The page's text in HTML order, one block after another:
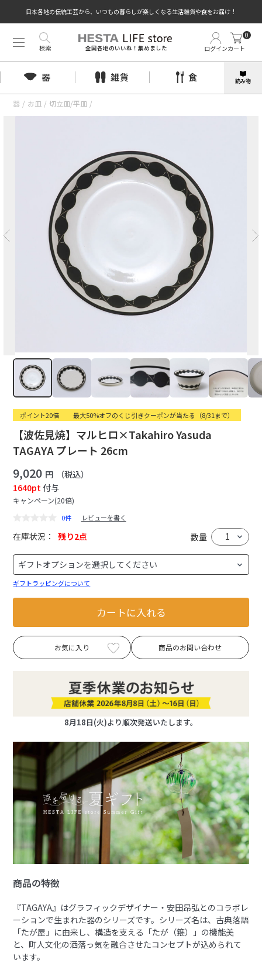
日本各地の伝統工芸から、いつもの暮らしが楽しくなる生活雑貨や食をお届け！
全国各地のいいね！集めました ログインカート
0
検索
器 雑貨 食 読み物
器 / お皿 / 切立皿/平皿 /
ポイント20倍 最大50%オフのくじ引きクーポンが当たる（8/31まで）
【波佐見焼】マルヒロ×Takahiro Yasuda
TAGAYA プレート 26cm
9,020 円
（税込）
1640pt 付与
キャンペーン(20倍)
0件 レビューを書く
在庫状況： 残り2点 数量
ギフトラッピングについて
カートに入れる
お気に入り 商品のお問い合わせ
8月18日(火)より順次発送いたします。
商品の特徴
『TAGAYA』はグラフィックデザイナー・安田昂弘とのコラボレ
ーションで生まれた器のシリーズです。シリーズ名は、古典落語
「たが屋」に由来し、構造を支える「たが（箍）」の機能美
と、町人文化の洒落っ気を融合させたコンセプトが込められて
います。